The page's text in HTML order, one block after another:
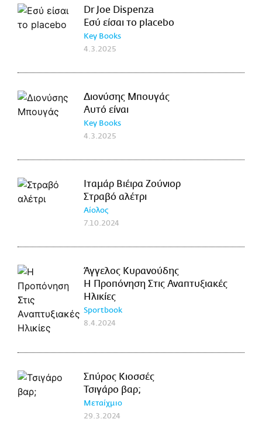
Dr Joe Dispenza
Εσύ είσαι το placebo
Key Books
4.3.2025
Διονύσης Μπουγάς
Αυτό είναι
Key Books
4.3.2025
Ιταμάρ Βιέιρα Ζούνιορ
Στραβό αλέτρι
Αίολος
7.10.2024
Άγγελος Κυρανούδης
Η Προπόνηση Στις Αναπτυξιακές
Ηλικίες
Sportbook
8.4.2024
Σπύρος Κιοσσές
Τσιγάρο βαρ;
Μεταίχμιο
29.3.2024